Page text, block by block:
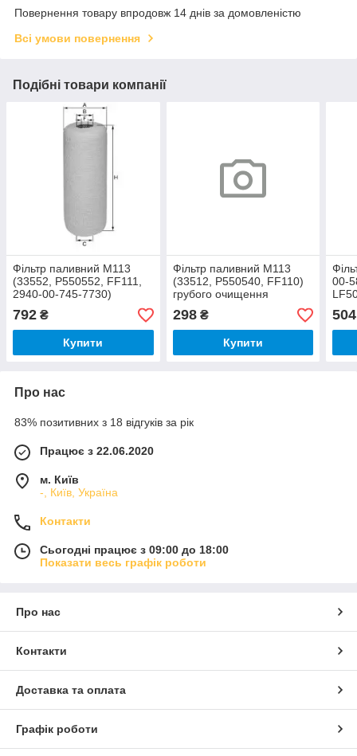
Повернення товару впродовж 14 днів за домовленістю
Всі умови повернення
Подібні товари компанії
Фільтр паливний M113
(33552, P550552, FF111,
2940-00-745-7730)
тонкого очищення
(панчохи) (OnFil)
792 ₴
Купити
Фільтр паливний M113
(33512, P550540, FF110)
грубого очищення
(Агрогідромаш)
298₴
Купити
00-
504
Про нас
83% позитивних з 18 відгуків за рік
Працює з 22.06.2020
м. Київ
-, Київ, Україна
Контакти
Сьогодні працює з 09:00 до 18:00
Показати весь графік роботи
Про нас
Контакти
Доставка та оплата
Графік роботи